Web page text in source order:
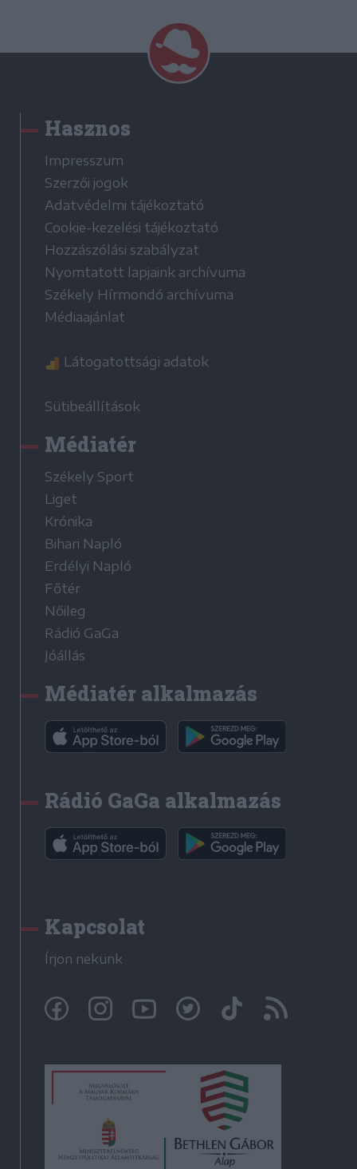
Hasznos
Impresszum
Szerzői jogok
Adatvédelmi tájékoztató
Cookie-kezelési tájékoztató
Hozzászólási szabályzat
Nyomtatott lapjaink archívuma
Székely Hírmondó archívuma
Médiaajánlat
Látogatottsági adatok
Sütibeállítások
Médiatér
Székely Sport
Liget
Krónika
Bihari Napló
Erdélyi Napló
Főtér
Nőileg
Rádió GaGa
Jóállás
Médiatér alkalmazás
Rádió GaGa alkalmazás
Kapcsolat
Írjon nekünk